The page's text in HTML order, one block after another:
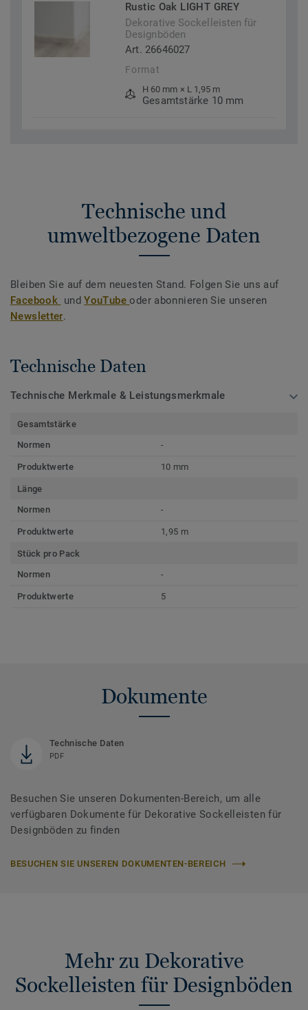
Rustic Oak LIGHT GREY
Dekorative Sockelleisten für
Designböden
Art. 26646027
Format
H 60 mm × L 1,95 m
Gesamtstärke 10 mm
Technische und
umweltbezogene Daten
Bleiben Sie auf dem neuesten Stand. Folgen Sie uns auf
Facebook undYouTubeoder abonnieren Sie unseren
Newsletter.
Technische Daten
Technische Merkmale & Leistungsmerkmale
Gesamtstärke
Normen
-
Produktwerte 10 mm
Länge
Normen
-
Produktwerte 1,95 m
Stück pro Pack
Normen
-
Produktwerte 5
Dokumente
Technische Daten
PDF
Besuchen Sie unseren Dokumenten-Bereich, um alle
verfügbaren Dokumente für Dekorative Sockelleisten für
Designböden zu finden
BESUCHEN SIE UNSEREN DOKUMENTEN-BEREICH
Mehr zu Dekorative
Sockelleisten für Designböden